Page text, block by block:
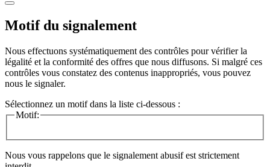
Motif du signalement
Nous effectuons systématiquement des contrôles pour vérifier la
légalité et la conformité des offres que nous diffusons. Si malgré ces
contrôles vous constatez des contenus inappropriés, vous pouvez
nous le signaler.
Sélectionnez un motif dans la liste ci-dessous :
Motif:
Nous vous rappelons que le signalement abusif est strictement